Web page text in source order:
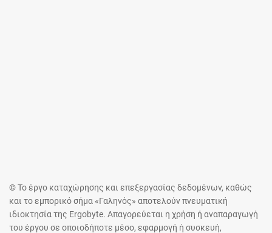
© Το έργο καταχώρησης και επεξεργασίας δεδομένων, καθώς
και το εμπορικό σήμα «Γαληνός» αποτελούν πνευματική
ιδιοκτησία της Ergobyte. Απαγορεύεται η χρήση ή αναπαραγωγή
του έργου σε οποιοδήποτε μέσο, εφαρμογή ή συσκευή,